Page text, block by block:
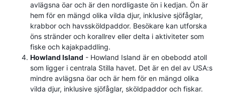
avlägsna öar och är den nordligaste ön i kedjan. Ön är
hem för en mängd olika vilda djur, inklusive sjöfåglar,
krabbor och havssköldpaddor. Besökare kan utforska
öns stränder och korallrev eller delta i aktiviteter som
fiske och kajakpaddling.
Howland Island - Howland Island är en obebodd atoll
som ligger i centrala Stilla havet. Det är en del av USA:s
mindre avlägsna öar och är hem för en mängd olika
vilda djur, inklusive sjöfåglar, sköldpaddor och fiskar.